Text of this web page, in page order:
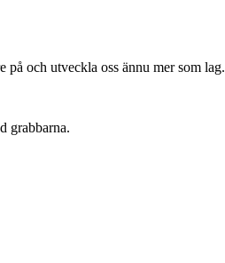
och utveckla oss ännu mer som lag.
grabbarna.